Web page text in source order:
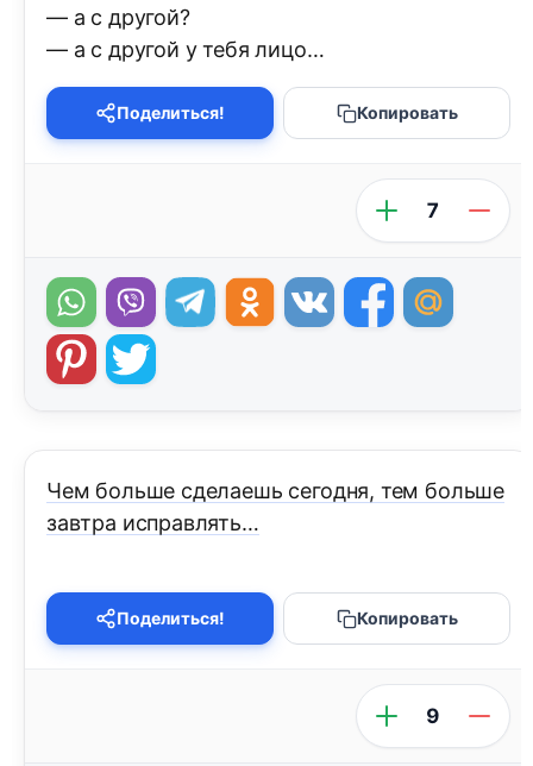
— а с другой?
— а с другой у тебя лицо…
Поделиться! Копировать
7
Чем больше сделаешь сегодня, тем больше
завтра исправлять…
Поделиться! Копировать
9